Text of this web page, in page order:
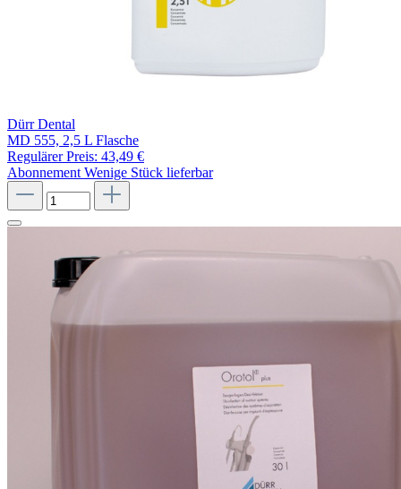
Dürr Dental
MD 555, 2,5 L Flasche
Regulärer Preis: 43,49 €
Abonnement Wenige Stück lieferbar